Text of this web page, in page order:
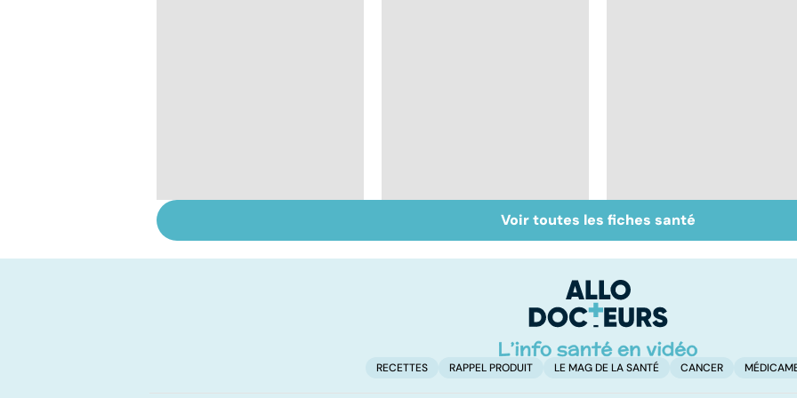
les papillomavirus
Gynéco : un suivi
pour la vie
Labial, génital,
oculaire : comment
Voir toutes les fiches santé
RECETTES RAPPEL PRODUIT LE MAG DE LA SANTÉ CANCER